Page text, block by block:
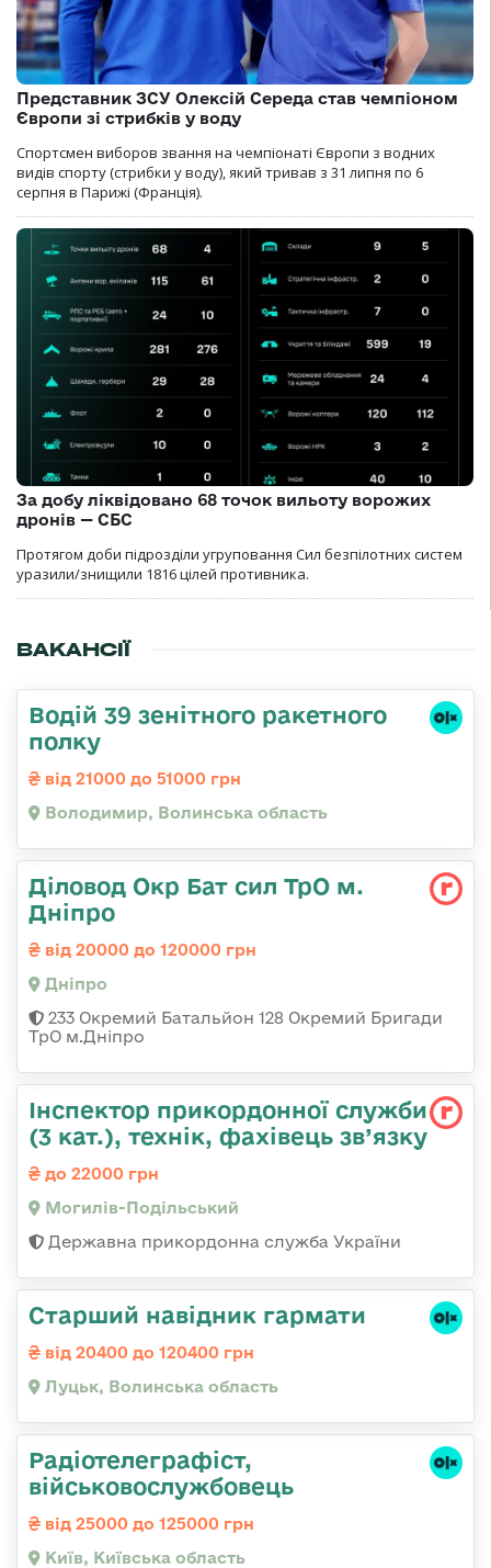
Представник ЗСУ Олексій Середа став чемпіоном
Європи зі стрибків у воду
Спортсмен виборов звання на чемпіонаті Європи з водних
видів спорту (стрибки у воду), який тривав з 31 липня по 6
серпня в Парижі (Франція).
За добу ліквідовано 68 точок вильоту ворожих
дронів — СБС
Протягом доби підрозділи угруповання Сил безпілотних систем
уразили/знищили 1816 цілей противника.
ВАКАНСІЇ
Водій 39 зенітного ракетного
полку
від 21000 до 51000 грн
Володимир, Волинська область
Діловод Окр Бат сил ТрО м.
Дніпро
від 20000 до 120000 грн
Дніпро
233 Окремий Батальйон 128 Окремий Бригади
ТрО м.Дніпро
Інспектор прикордонної служби
(3 кат.), технік, фахівець зв’язку
до 22000 грн
Могилів-Подільський
Державна прикордонна служба України
Старший навідник гармати
від 20400 до 120400 грн
Луцьк, Волинська область
Радіотелеграфіст,
військовослужбовець
від 25000 до 125000 грн
Київ, Київська область